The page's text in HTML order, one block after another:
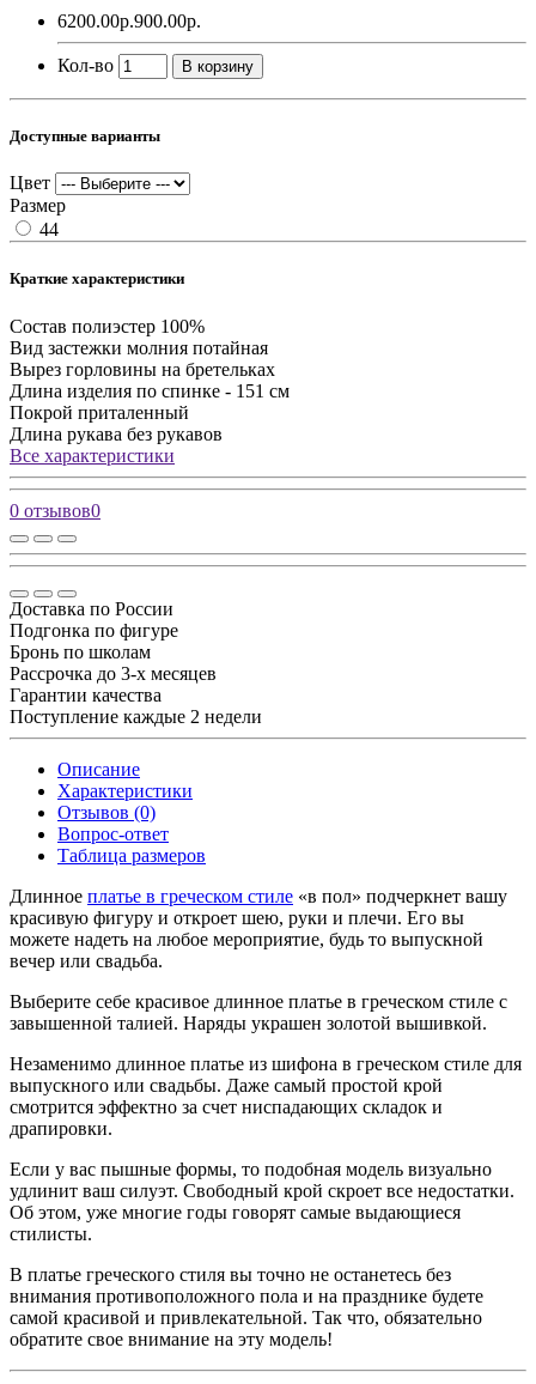
6200.00р.900.00р.
Кол-во В корзину
Доступные варианты
Цвет
Размер
44
Краткие характеристики
Состав полиэстер 100%
Вид застежки молния потайная
Вырез горловины на бретельках
Длина изделия по спинке - 151 см
Покрой приталенный
Длина рукава без рукавов
Все характеристики
0 отзывов0
Доставка по России
Подгонка по фигуре
Бронь по школам
Рассрочка до 3-х месяцев
Гарантии качества
Поступление каждые 2 недели
Описание
Характеристики
Отзывов (0)
Вопрос-ответ
Таблица размеров
Длинное платье в греческом стиле «в пол» подчеркнет вашу
красивую фигуру и откроет шею, руки и плечи. Его вы
можете надеть на любое мероприятие, будь то выпускной
вечер или свадьба.
Выберите себе красивое длинное платье в греческом стиле с
завышенной талией. Наряды украшен золотой вышивкой.
Незаменимо длинное платье из шифона в греческом стиле для
выпускного или свадьбы. Даже самый простой крой
смотрится эффектно за счет ниспадающих складок и
драпировки.
Если у вас пышные формы, то подобная модель визуально
удлинит ваш силуэт. Свободный крой скроет все недостатки.
Об этом, уже многие годы говорят самые выдающиеся
стилисты.
В платье греческого стиля вы точно не останетесь без
внимания противоположного пола и на празднике будете
самой красивой и привлекательной. Так что, обязательно
обратите свое внимание на эту модель!